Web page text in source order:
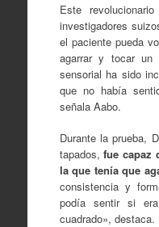
Este
investigadores
el paciente pueda
agarrar y tocar un
sensorial ha sido
que no había
señala Aabo.
Durante la prueba,
tapados,fue capaz
la que tenía que
consistencia y
podía sentir si
cuadrado», destaca.